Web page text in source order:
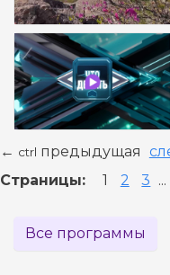
← ctrl предыдущая
Страницы: 1 2 3 ...
Все программы